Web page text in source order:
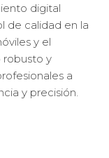
digital
de calidad en la
y el
robusto y
a
y precisión.